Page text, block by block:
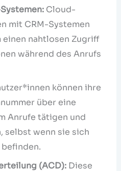
Cloud-
mit CRM-Systemen
nahtlosen Zugriff
während des Anrufs
können ihre
über eine
Anrufe tätigen und
selbst wenn sie sich
(ACD):Diese